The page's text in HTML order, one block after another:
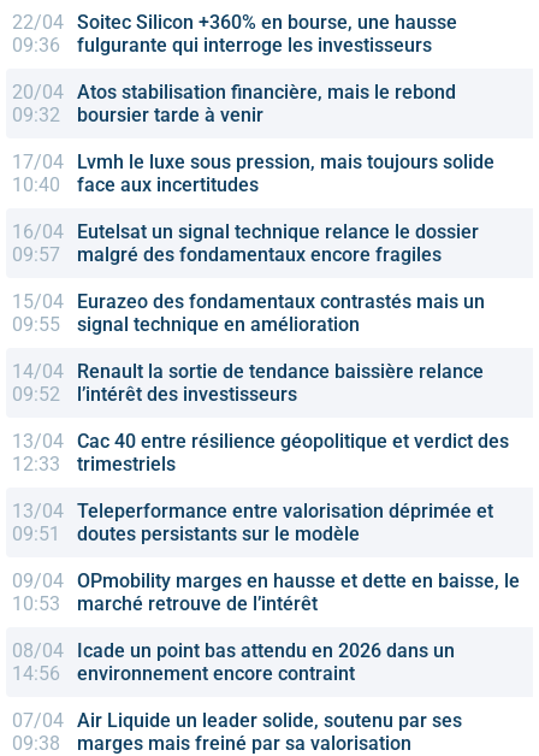
22/04
09:36
Soitec Silicon +360% en bourse, une hausse
fulgurante qui interroge les investisseurs
20/04
09:32
Atos stabilisation financière, mais le rebond
boursier tarde à venir
17/04
10:40
Lvmh le luxe sous pression, mais toujours solide
face aux incertitudes
16/04
09:57
Eutelsat un signal technique relance le dossier
malgré des fondamentaux encore fragiles
15/04
09:55
Eurazeo des fondamentaux contrastés mais un
signal technique en amélioration
14/04
09:52
Renault la sortie de tendance baissière relance
l’intérêt des investisseurs
13/04
12:33
Cac 40 entre résilience géopolitique et verdict des
trimestriels
13/04
09:51
Teleperformance entre valorisation déprimée et
doutes persistants sur le modèle
09/04
10:53
OPmobility marges en hausse et dette en baisse, le
marché retrouve de l’intérêt
08/04
14:56
Icade un point bas attendu en 2026 dans un
environnement encore contraint
07/04
09:38
Air Liquide un leader solide, soutenu par ses
marges mais freiné par sa valorisation